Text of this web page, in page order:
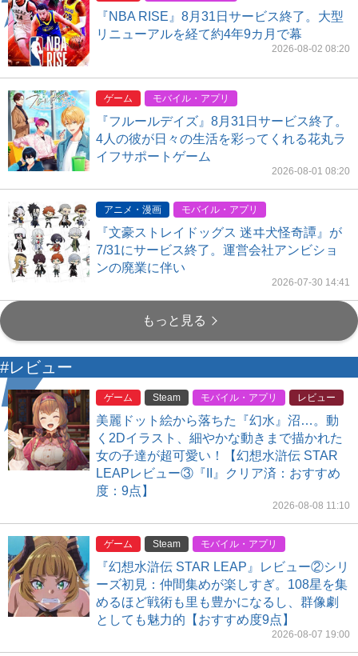
『NBA RISE』8月31日サービス終了。大型
リニューアルを経て約4年9カ月で幕
2026-08-02 08:20
ゲーム モバイル・アプリ
『フルールデイズ』8月31日サービス終了。
4人の彼が日々の生活を彩ってくれる花丸ラ
イフサポートゲーム
2026-08-01 08:20
アニメ・漫画 モバイル・アプリ
『文豪ストレイドッグス 迷ヰ犬怪奇譚』が
7/31にサービス終了。運営会社アンビショ
ンの廃業に伴い
2026-07-30 14:41
もっと見る
#レビュー
ゲーム Steam モバイル・アプリ レビュー
美麗ドット絵から落ちた『幻水』沼…。動
く2Dイラスト、細やかな動きまで描かれた
女の子達が超可愛い！【幻想水滸伝 STAR
LEAPレビュー③『II』クリア済：おすすめ
度：9点】
2026-08-08 11:10
ゲーム Steam モバイル・アプリ
『幻想水滸伝 STAR LEAP』レビュー②シリ
ーズ初見：仲間集めが楽しすぎ。108星を集
めるほど戦術も里も豊かになるし、群像劇
としても魅力的【おすすめ度9点】
2026-08-07 19:00